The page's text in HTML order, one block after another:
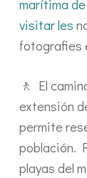
marítima
visitar les
fotografies
🚶 El
extensión
permite
población.
playas del